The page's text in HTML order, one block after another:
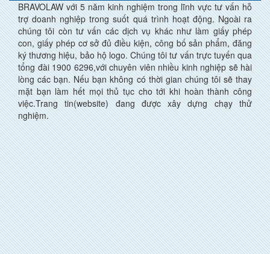
BRAVOLAW với 5 năm kinh nghiệm trong lĩnh vực tư vấn hỗ
trợ doanh nghiệp trong suốt quá trình hoạt động. Ngoài ra
chúng tôi còn tư vấn các dịch vụ khác như làm giấy phép
con, giấy phép cơ sở đủ điều kiện, công bố sản phẩm, đăng
ký thương hiệu, bảo hộ logo. Chúng tôi tư vấn trực tuyến qua
tổng đài 1900 6296,với chuyên viên nhiều kinh nghiệp sẽ hài
lòng các bạn. Nếu bạn không có thời gian chúng tôi sẽ thay
mặt bạn làm hết mọi thủ tục cho tới khi hoàn thành công
việc.Trang tin(website) đang được xây dựng chạy thử
nghiệm.